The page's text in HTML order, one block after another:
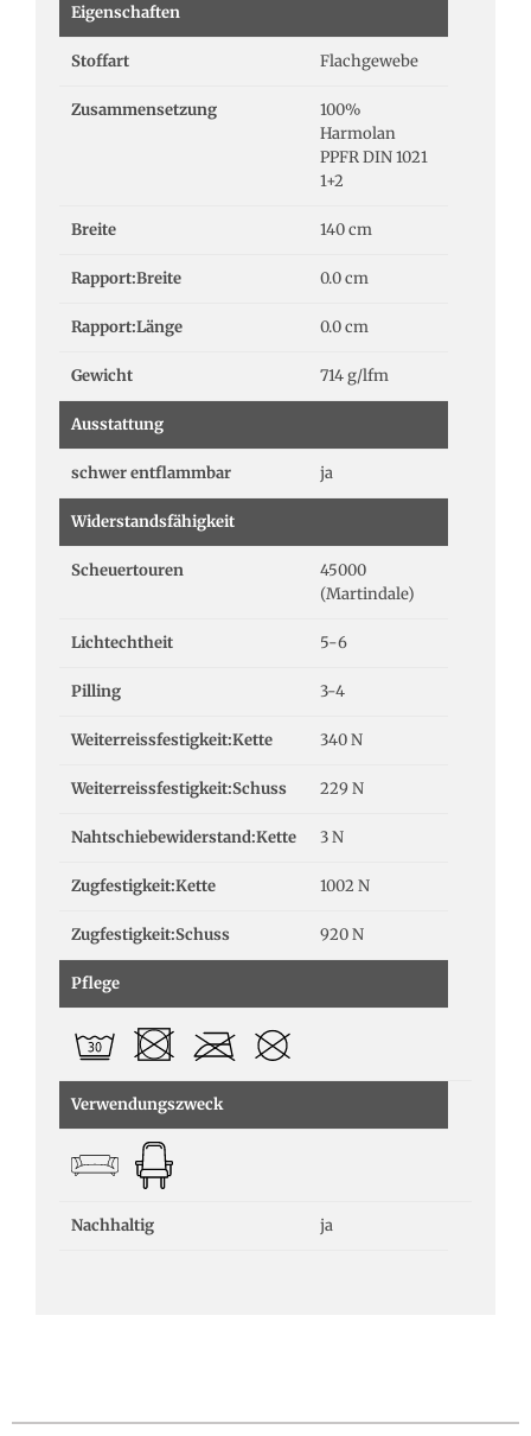
Eigenschaften
Stoffart Flachgewebe
Zusammensetzung
100%
Harmolan
PPFR DIN 1021
1+2
Breite 140 cm
Rapport:Breite 0.0 cm
Rapport:Länge 0.0 cm
Gewicht 714 g/lfm
Ausstattung
schwer entflammbar ja
Widerstandsfähigkeit
Scheuertouren
45000
(Martindale)
Lichtechtheit 5-6
Pilling 3-4
Weiterreissfestigkeit:Kette 340 N
Weiterreissfestigkeit:Schuss 229 N
Nahtschiebewiderstand:Kette 3 N
Zugfestigkeit:Kette 1002 N
Zugfestigkeit:Schuss 920 N
Pflege
Verwendungszweck
Nachhaltig ja